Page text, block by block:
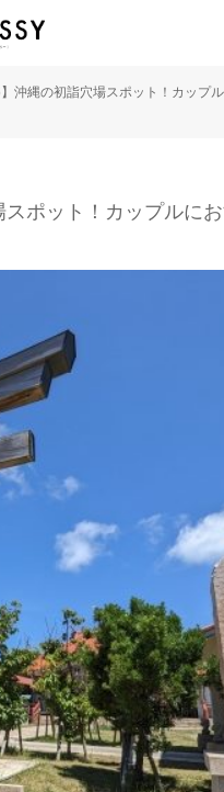
】沖縄の初詣穴場スポット！カップ
スポット！カップルに